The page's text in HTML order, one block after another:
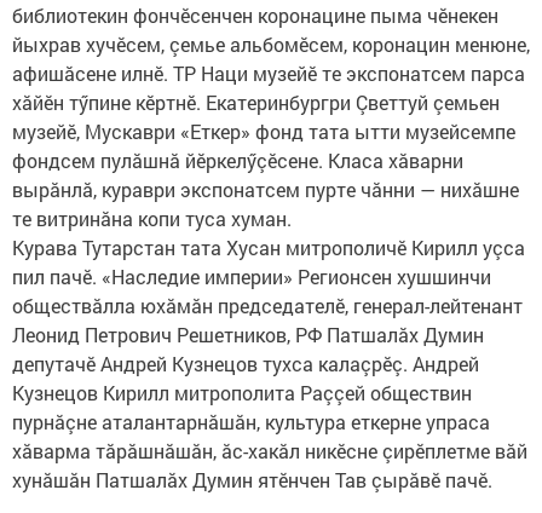
библиотекин фончӗсенчен коронацине пыма чӗнекен
йыхрав хучӗсем, çемье альбомӗсем, коронацин менюне,
афишăсене илнӗ. ТР Наци музейӗ те экспонатсем парса
хăйӗн тӳпине кӗртнӗ. Екатеринбургри Çветтуй çемьен
музейӗ, Мускаври «Еткер» фонд тата ытти музейсемпе
фондсем пулăшнă йӗркелӳçӗсене. Класа хăварни
вырăнлă, кураври экспонатсем пурте чăнни — нихăшне
те витринăна копи туса хуман.
Курава Тутарстан тата Хусан митрополичӗ Кирилл уçса
пил пачӗ. «Наследие империи» Регионсен хушшинчи
обществăлла юхăмăн председателӗ, генерал-лейтенант
Леонид Петрович Решетников, РФ Патшалăх Думин
депутачӗ Андрей Кузнецов тухса калаçрӗç. Андрей
Кузнецов Кирилл митрополита Раççей обществин
пурнăçне аталантарнăшăн, культура еткерне упраса
хăварма тăрăшнăшăн, ăс-хакăл никӗсне çирӗплетме вăй
хунăшăн Патшалăх Думин ятӗнчен Тав çырăвӗ пачӗ.